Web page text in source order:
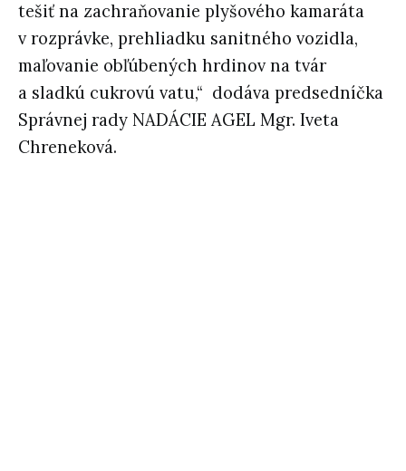
tešiť na zachraňovanie plyšového kamaráta
v rozprávke, prehliadku sanitného vozidla,
maľovanie obľúbených hrdinov na tvár
a sladkú cukrovú vatu,“ dodáva predsedníčka
Správnej rady NADÁCIE AGEL Mgr. Iveta
Chreneková.